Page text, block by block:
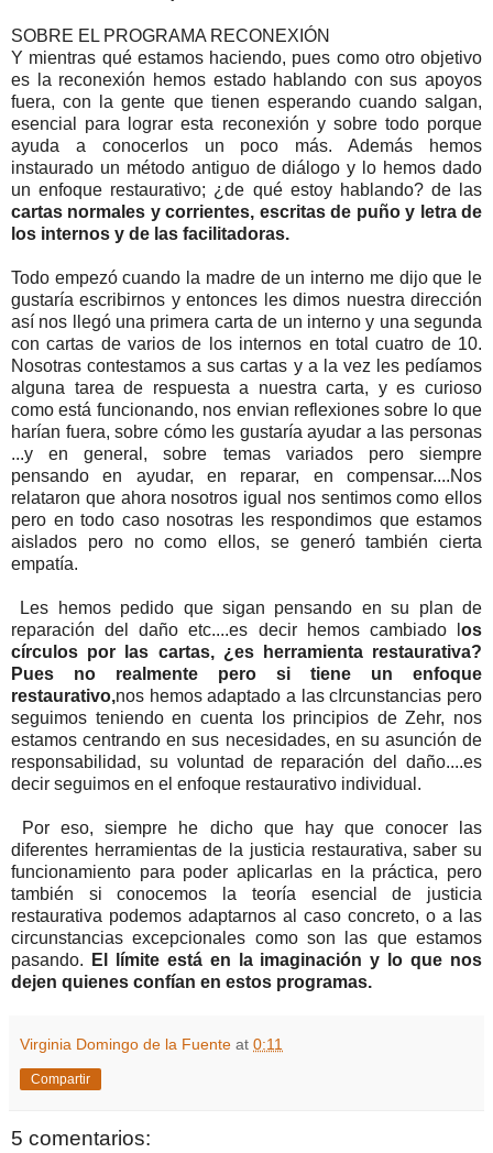
SOBRE EL PROGRAMA RECONEXIÓN
Y mientras qué estamos haciendo, pues como otro objetivo
es la reconexión hemos estado hablando con sus apoyos
fuera, con la gente que tienen esperando cuando salgan,
esencial para lograr esta reconexión y sobre todo porque
ayuda a conocerlos un poco más. Además hemos
instaurado un método antiguo de diálogo y lo hemos dado
un enfoque restaurativo; ¿de qué estoy hablando? de las
cartas normales y corrientes, escritas de puño y letra de
los internos y de las facilitadoras.
Todo empezó cuando la madre de un interno me dijo que le
gustaría escribirnos y entonces les dimos nuestra dirección
así nos llegó una primera carta de un interno y una segunda
con cartas de varios de los internos en total cuatro de 10.
Nosotras contestamos a sus cartas y a la vez les pedíamos
alguna tarea de respuesta a nuestra carta, y es curioso
como está funcionando, nos envian reflexiones sobre lo que
harían fuera, sobre cómo les gustaría ayudar a las personas
...y en general, sobre temas variados pero siempre
pensando en ayudar, en reparar, en compensar....Nos
relataron que ahora nosotros igual nos sentimos como ellos
pero en todo caso nosotras les respondimos que estamos
aislados pero no como ellos, se generó también cierta
empatía.
Les hemos pedido que sigan pensando en su plan de
reparación del daño etc....es decir hemos cambiado l os
círculos por las cartas, ¿es herramienta restaurativa?
Pues no realmente pero si tiene un enfoque
restaurativo,nos hemos adaptado a las cIrcunstancias pero
seguimos teniendo en cuenta los principios de Zehr, nos
estamos centrando en sus necesidades, en su asunción de
responsabilidad, su voluntad de reparación del daño....es
decir seguimos en el enfoque restaurativo individual.
Por eso, siempre he dicho que hay que conocer las
diferentes herramientas de la justicia restaurativa, saber su
funcionamiento para poder aplicarlas en la práctica, pero
también si conocemos la teoría esencial de justicia
restaurativa podemos adaptarnos al caso concreto, o a las
circunstancias excepcionales como son las que estamos
pasando. El límite está en la imaginación y lo que nos
dejen quienes confían en estos programas.
Virginia Domingo de la Fuente at 0:11
Compartir
5 comentarios: